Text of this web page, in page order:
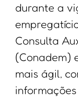
durante a
Consulta
(Conadem)
mais ágil,